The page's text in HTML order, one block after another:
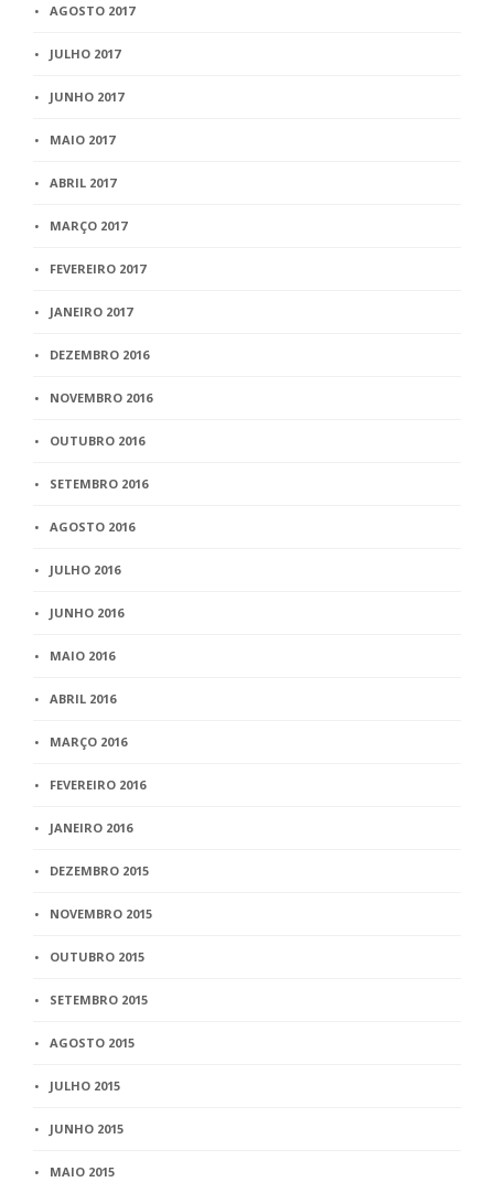
AGOSTO 2017
JULHO 2017
JUNHO 2017
MAIO 2017
ABRIL 2017
MARÇO 2017
FEVEREIRO 2017
JANEIRO 2017
DEZEMBRO 2016
NOVEMBRO 2016
OUTUBRO 2016
SETEMBRO 2016
AGOSTO 2016
JULHO 2016
JUNHO 2016
MAIO 2016
ABRIL 2016
MARÇO 2016
FEVEREIRO 2016
JANEIRO 2016
DEZEMBRO 2015
NOVEMBRO 2015
OUTUBRO 2015
SETEMBRO 2015
AGOSTO 2015
JULHO 2015
JUNHO 2015
MAIO 2015